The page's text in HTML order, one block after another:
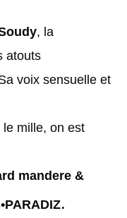
, la
atouts
voix sensuelle et
mille, on est
mandere &
.